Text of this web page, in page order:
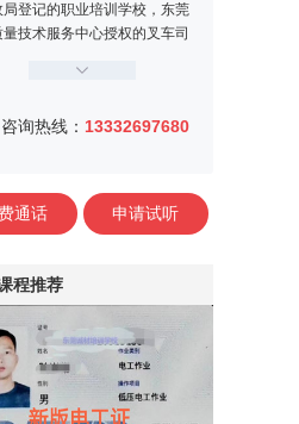
局登记的职业培训学校，东莞
量技术服务中心授权的叉车司
力量雄厚，学校内设电工实训
咨询热线： 13332697680
通话 申请试听
程推荐